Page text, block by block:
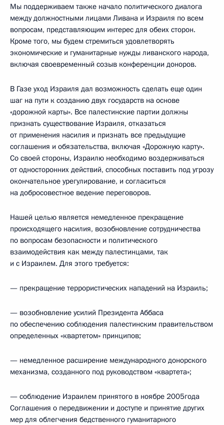
Мы поддерживаем также начало политического диалога
между должностными лицами Ливана и Израиля по всем
вопросам, представляющим интерес для обеих сторон.
Кроме того, мы будем стремиться удовлетворять
экономические и гуманитарные нужды ливанского народа,
включая своевременный созыв конференции доноров.
В Газе уход Израиля дал возможность сделать еще один
шаг на пути к созданию двух государств на основе
«дорожной карты». Все палестинские партии должны
признать существование Израиля, отказаться
от применения насилия и признать все предыдущие
соглашения и обязательства, включая «Дорожную карту».
Со своей стороны, Израилю необходимо воздерживаться
от односторонних действий, способных поставить под угрозу
окончательное урегулирование, и согласиться
на добросовестное ведение переговоров.
Нашей целью является немедленное прекращение
происходящего насилия, возобновление сотрудничества
по вопросам безопасности и политического
взаимодействия как между палестинцами, так
и с Израилем. Для этого требуется:
— прекращение террористических нападений на Израиль;
— возобновление усилий Президента Аббаса
по обеспечению соблюдения палестинским правительством
определенных «квартетом» принципов;
— немедленное расширение международного донорского
механизма, созданного под руководством «квартета»;
— соблюдение Израилем принятого в ноябре 2005года
Соглашения о передвижении и доступе и принятие других
мер для облегчения бедственного гуманитарного